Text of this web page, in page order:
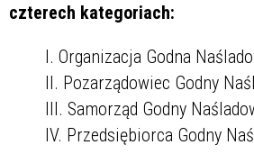
czterech kategoriach:
Organizacja Godna
Pozarządowiec Godny
Samorząd Godny
Przedsiębiorca Godny